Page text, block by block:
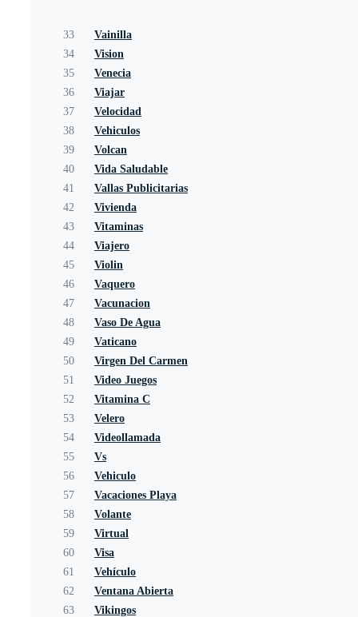
33
Vainilla
34
Vision
35
Venecia
36
Viajar
37
Velocidad
38
Vehiculos
39
Volcan
40
Vida Saludable
41
Vallas Publicitarias
42
Vivienda
43
Vitaminas
44
Viajero
45
Violin
46
Vaquero
47
Vacunacion
48
Vaso De Agua
49
Vaticano
50
Virgen Del Carmen
51
Video Juegos
52
Vitamina C
53
Velero
54
Videollamada
55
Vs
56
Vehiculo
57
Vacaciones Playa
58
Volante
59
Virtual
60
Visa
61
Vehículo
62
Ventana Abierta
63
Vikingos